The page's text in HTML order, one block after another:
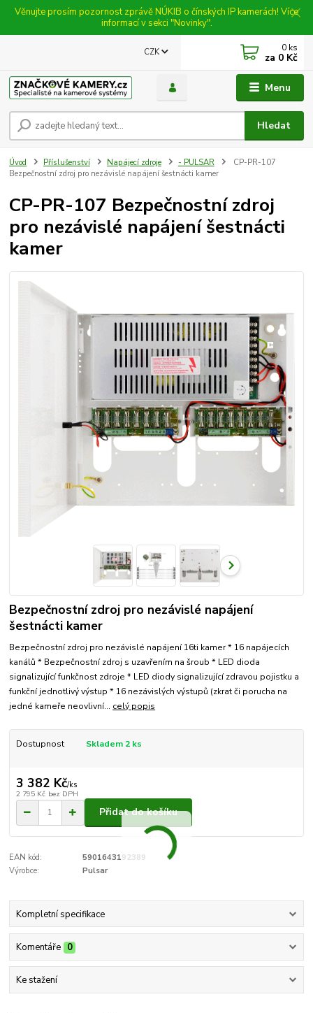
Věnujte prosím pozornost zprávě NÚKIB o čínských IP kamerách! Více
informací v sekci "Novinky".
Menu
CZK
Hledat
0 ks
za 0 Kč
Úvod Příslušenství Napájecí zdroje - PULSAR
CP-PR-107
Bezpečnostní zdroj pro nezávislé napájení šestnácti kamer
CP-PR-107 Bezpečnostní zdroj
pro nezávislé napájení šestnácti
kamer
Bezpečnostní zdroj pro nezávislé napájení
šestnácti kamer
Bezpečnostní zdroj pro nezávislé napájení 16ti kamer * 16 napájecích
kanálů * Bezpečnostní zdroj s uzavřením na šroub * LED dioda
signalizující funkčnost zdroje * LED diody signalizující zdravou pojistku a
funkční jednotlivý výstup * 16 nezávislých výstupů (zkrat či porucha na
jedné kameře neovlivní... celý popis
Dostupnost Skladem 2 ks
3 382 Kč/ks
2 795 Kč bez DPH
Přidat do košíku
EAN kód:
5901643192389
Výrobce:
Pulsar
Kompletní specifikace
Komentáře 0
Ke stažení